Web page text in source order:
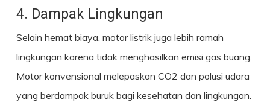
4. Dampak Lingkungan
Selain hemat biaya, motor listrik juga lebih ramah
lingkungan karena tidak menghasilkan emisi gas buang.
Motor konvensional melepaskan CO2 dan polusi udara
yang berdampak buruk bagi kesehatan dan lingkungan.